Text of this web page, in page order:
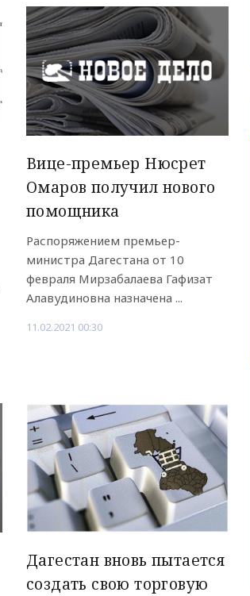
Вице-премьер Нюсрет
Омаров получил нового
помощника
Распоряжением премьер-
министра Дагестана от 10
февраля Мирзабалаева Гафизат
Алавудиновна назначена ...
11.02.2021 00:30
Дагестан вновь пытается
создать свою торговую